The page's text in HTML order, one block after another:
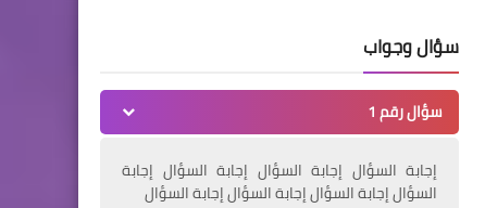
سؤال وجواب
سؤال رقم 1
إجابة السؤال إجابة السؤال إجابة السؤال إجابة
السؤال إجابة السؤال إجابة السؤال إجابة السؤال